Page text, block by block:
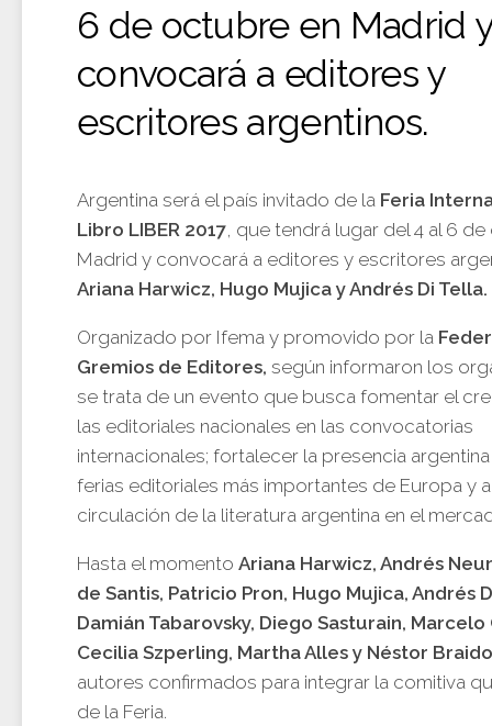
6 de octubre en Madrid y
convocará a editores y
escritores argentinos.
Argentina será el país invitado de la Feria
Libro LIBER 2017, que tendrá lugar del 4 al 6
Madrid y convocará a editores y escritores
Ariana Harwicz, Hugo Mujica y Andrés Di Tella.
Organizado por Ifema y promovido por la
Gremios de Editores, según informaron los
se trata de un evento que busca fomentar el
las editoriales nacionales en las convocatorias
internacionales; fortalecer la presencia
ferias editoriales más importantes de Europa y
circulación de la literatura argentina en el
Hasta el momento Ariana Harwicz, Andrés
de Santis, Patricio Pron, Hugo Mujica, Andrés
Damián Tabarovsky, Diego Sasturain, Marcelo
Cecilia Szperling, Martha Alles y Néstor
autores confirmados para integrar la comitiva
de la Feria.